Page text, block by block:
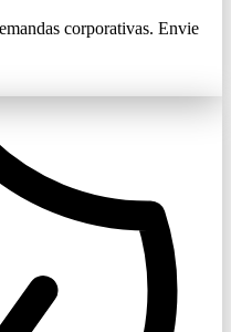
corporativas. Envie